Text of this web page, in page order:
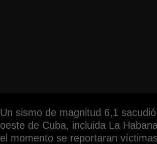
Un sismo de magnitud 6,1 sacudió
oeste de Cuba, incluida La
el momento se reportaran